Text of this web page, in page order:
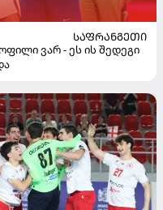
ᲡᲐᲤᲠᲐᲜᲒᲔᲗᲘ
ვარ - ეს ის შედეგი